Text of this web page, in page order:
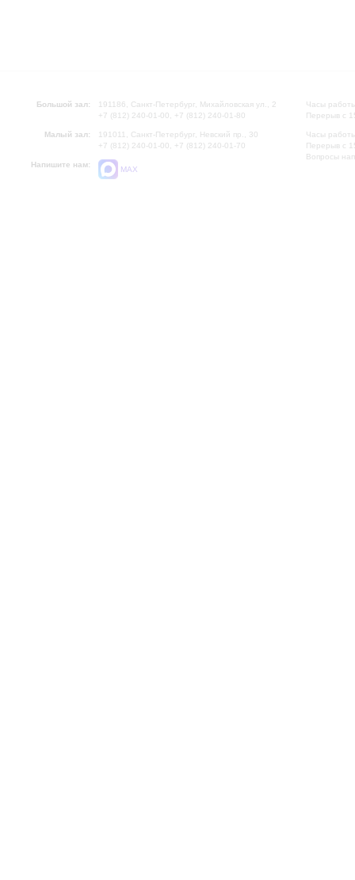
Большой зал:
191186, Санкт-Петербург, Михайловская ул., 2
+7 (812) 240-01-00, +7 (812) 240-01-80
Малый зал:
191011, Санкт-Петербург, Невский пр., 30
+7 (812) 240-01-00, +7 (812) 240-01-70
Напишите нам:
MAX
Часы
Перерыв с
Часы
Перерыв с
Вопросы